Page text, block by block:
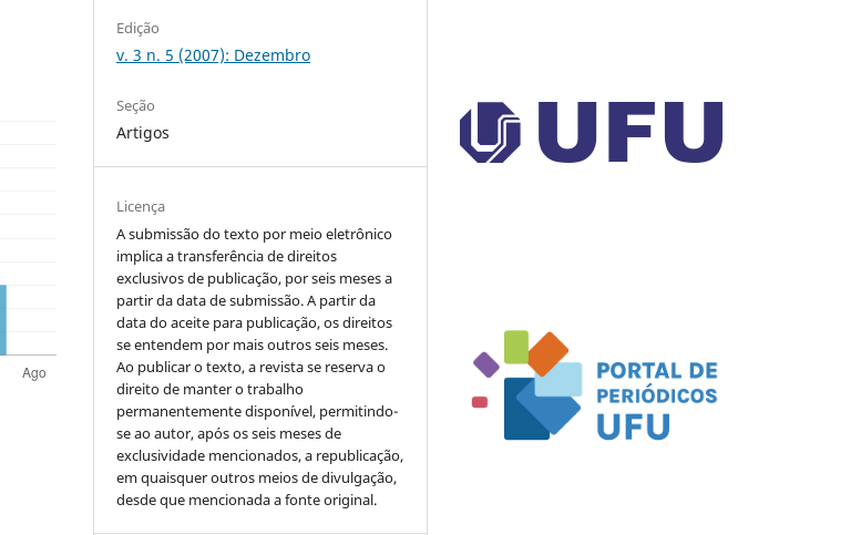
Edição
v. 3 n. 5 (2007): Dezembro
Seção
Artigos
Licença
A submissão do texto por meio eletrônico
implica a transferência de direitos
exclusivos de publicação, por seis meses a
partir da data de submissão. A partir da
data do aceite para publicação, os direitos
se entendem por mais outros seis meses.
Ao publicar o texto, a revista se reserva o
direito de manter o trabalho
permanentemente disponível, permitindo-
se ao autor, após os seis meses de
exclusividade mencionados, a republicação,
em quaisquer outros meios de divulgação,
desde que mencionada a fonte original.